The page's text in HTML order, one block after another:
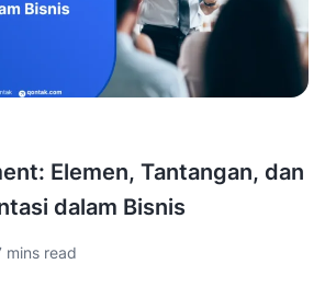
Elemen, Tantangan, dan
dalam Bisnis
mins read